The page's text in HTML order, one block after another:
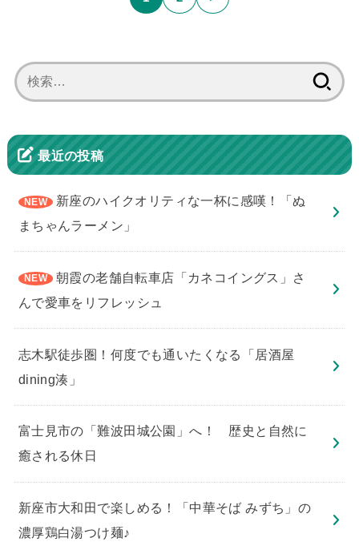
索:
最近の投稿
新座のハイクオリティな一杯に感嘆！「ぬ
まちゃんラーメン」
朝霞の老舗自転車店「カネコイングス」さ
んで愛車をリフレッシュ
志木駅徒歩圏！何度でも通いたくなる「居酒屋
dining湊」
​富士見市の「難波田城公園」へ！ 歴史と自然に
癒される休日
新座市大和田で楽しめる！「中華そば みずち」の
濃厚鶏白湯つけ麺♪